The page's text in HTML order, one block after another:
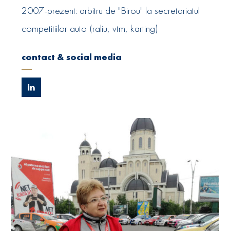
2007-prezent: arbitru de "Birou" la secretariatul
competitiilor auto (raliu, vtm, karting)
contact & social media